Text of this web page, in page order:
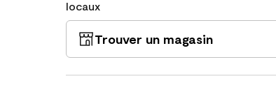
locaux
Trouver un magasin